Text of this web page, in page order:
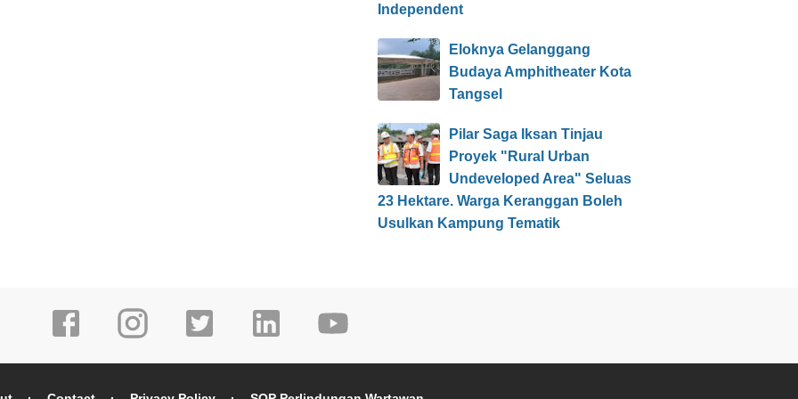
Independent
Eloknya Gelanggang
Budaya Amphitheater Kota
Tangsel
Pilar Saga Iksan Tinjau
Proyek "Rural Urban
Undeveloped Area" Seluas
23 Hektare. Warga Keranggan Boleh
Usulkan Kampung Tematik